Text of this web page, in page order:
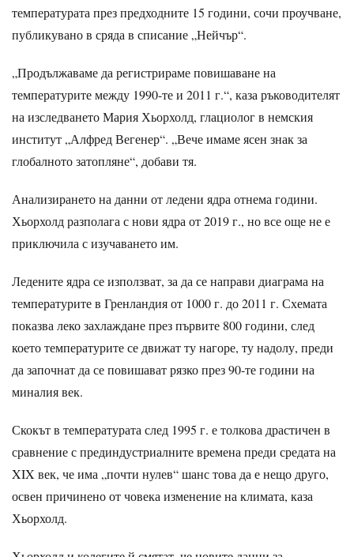
температурата през предходните 15 години, сочи проучване,
публикувано в сряда в списание „Нейчър“.
„Продължаваме да регистрираме повишаване на
температурите между 1990-те и 2011 г.“, каза ръководителят
на изследването Мария Хьорхолд, глациолог в немския
институт „Алфред Вегенер“. „Вече имаме ясен знак за
глобалното затопляне“, добави тя.
Анализирането на данни от ледени ядра отнема години.
Хьорхолд разполага с нови ядра от 2019 г., но все още не е
приключила с изучаването им.
Ледените ядра се използват, за да се направи диаграма на
температурите в Гренландия от 1000 г. до 2011 г. Схемата
показва леко захлаждане през първите 800 години, след
което температурите се движат ту нагоре, ту надолу, преди
да започнат да се повишават рязко през 90-те години на
миналия век.
Скокът в температурата след 1995 г. е толкова драстичен в
сравнение с прединдустриалните времена преди средата на
XIX век, че има „почти нулев“ шанс това да е нещо друго,
освен причинено от човека изменение на климата, каза
Хьорхолд.